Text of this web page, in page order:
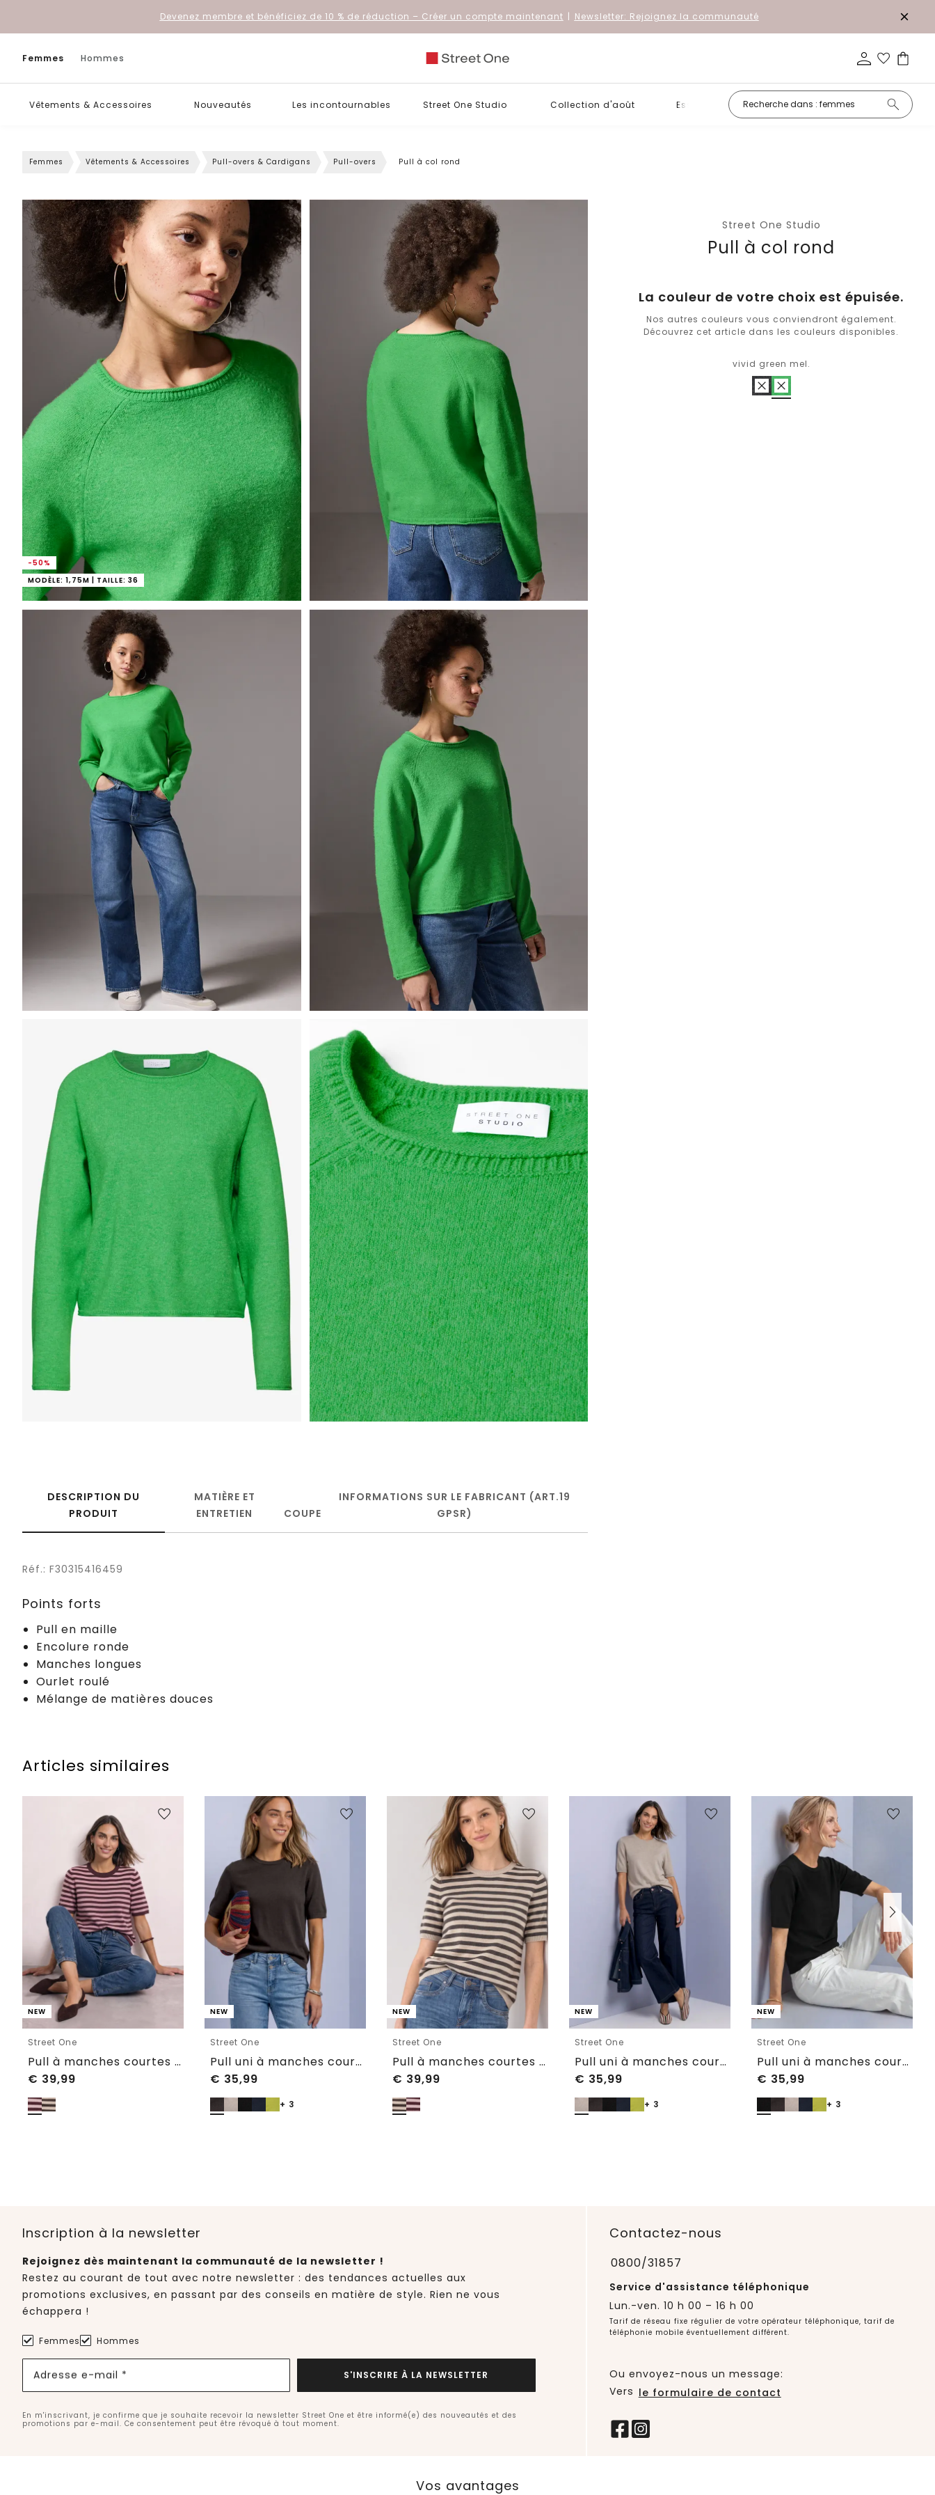
Devenez membre et bénéficiez de 10 % de réduction – Créer un compte maintenant | Newsletter: Rejoignez la communauté
Femmes Hommes
Vêtements & Accessoires Nouveautés Les incontournables Street One Studio Collection d'août Essentiels Promotion
Femmes Vêtements & Accessoires Pull-overs & Cardigans Pull-overs Pull à col rond
-50%
MODÈLE: 1,75M | TAILLE: 36
Street One Studio
Pull à col rond
La couleur de votre choix est épuisée.
Nos autres couleurs vous conviendront également.
Découvrez cet article dans les couleurs disponibles.
vivid green mel.
DESCRIPTION DU
PRODUIT
MATIÈRE ET
ENTRETIEN
COUPE
INFORMATIONS SUR LE FABRICANT (ART.19
GPSR)
Réf.: F30315416459
Points forts
Pull en maille
Encolure ronde
Manches longues
Ourlet roulé
Mélange de matières douces
Articles similaires
NEW
Street One
Pull à manches courtes à col rond et à rayures
€ 39,99
NEW
Street One
Pull uni à manches courtes et col rond
€ 35,99
+ 3
NEW
Street One
Pull à manches courtes à col rond et à rayures
€ 39,99
NEW
Street One
Pull uni à manches courtes et col rond
€ 35,99
+ 3
NEW
Street One
Pull uni à manches courtes et col rond
€ 35,99
+ 3
Inscription à la newsletter
Rejoignez dès maintenant la communauté de la newsletter !
Restez au courant de tout avec notre newsletter : des tendances actuelles aux
promotions exclusives, en passant par des conseils en matière de style. Rien ne vous
échappera !
Femmes Hommes
Adresse e-mail * S'INSCRIRE À LA NEWSLETTER
En m'inscrivant, je confirme que je souhaite recevoir la newsletter Street One et être informé(e) des nouveautés et des
promotions par e-mail. Ce consentement peut être révoqué à tout moment.
Contactez-nous
0800/31857
Service d'assistance téléphonique
Lun.-ven. 10 h 00 – 16 h 00
Tarif de réseau fixe régulier de votre opérateur téléphonique, tarif de
téléphonie mobile éventuellement différent.
Ou envoyez-nous un message:
Vers le formulaire de contact
Vos avantages